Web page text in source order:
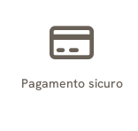
Pagamento sicuro